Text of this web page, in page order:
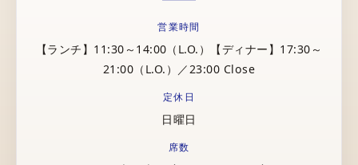
営業時間
【ランチ】11:30～14:00（L.O.）【ディナー】17:30～
21:00（L.O.）／23:00 Close
定休日
日曜日
席数